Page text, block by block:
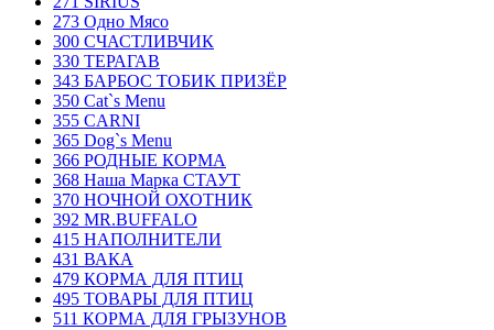
273 Одно Мясо
300 СЧАСТЛИВЧИК
330 ТЕРАГАВ
343 БАРБОС ТОБИК ПРИЗЁР
350 Cat`s Menu
355 CARNI
365 Dog`s Menu
366 РОДНЫЕ КОРМА
368 Наша Марка СТАУТ
370 НОЧНОЙ ОХОТНИК
392 MR.BUFFALO
415 НАПОЛНИТЕЛИ
431 ВАКА
479 КОРМА ДЛЯ ПТИЦ
495 ТОВАРЫ ДЛЯ ПТИЦ
511 КОРМА ДЛЯ ГРЫЗУНОВ